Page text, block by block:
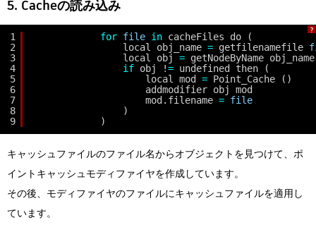
5. Cacheの読み込み
?
1
2
3
4
5
6
7
8
9
for file in cacheFiles do (
local obj_name = getfilenamefile
local obj = getNodeByName obj_name
if obj != undefined then (
local mod = Point_Cache ()
addmodifier obj mod
mod.filename = file
)
)
キャッシュファイルのファイル名からオブジェクトを見つけて、ポ
イントキャッシュモディファイヤを作成しています。
その後、モディファイヤのファイルにキャッシュファイルを適用し
ています。